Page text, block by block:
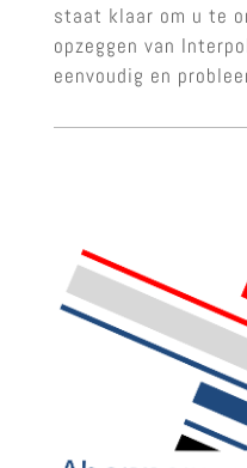
staat klaar om u te
opzeggen van
eenvoudig en